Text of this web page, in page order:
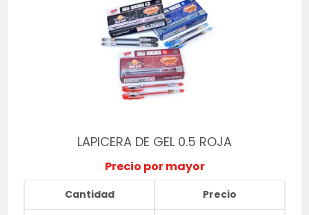
LAPICERA DE GEL 0.5 ROJA
Precio por mayor
Cantidad Precio